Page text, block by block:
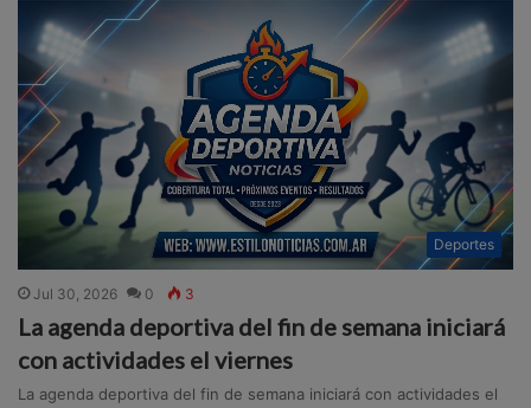
Deportes
Jul 30, 2026 0 3
La agenda deportiva del fin de semana iniciará
con actividades el viernes
La agenda deportiva del fin de semana iniciará con actividades el